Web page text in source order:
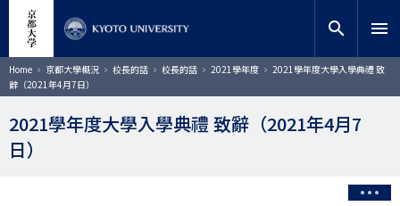
內
容
網站內搜索
搜索
search menu
Home 京都大學概況 校長的話 校長的話 2021學年度
2021學年度大學入學典禮 致
辭（2021年4月7日）
2021學年度大學入學典禮 致辭（2021年4月7
日）